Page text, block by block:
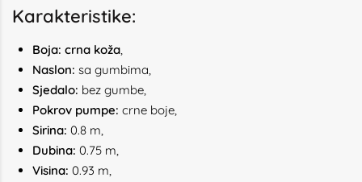
Karakteristike:
Boja: crna koža,
Naslon: sa gumbima,
Sjedalo: bez gumbe,
Pokrov pumpe: crne boje,
Sirina: 0.8 m,
Dubina: 0.75 m,
Visina: 0.93 m,